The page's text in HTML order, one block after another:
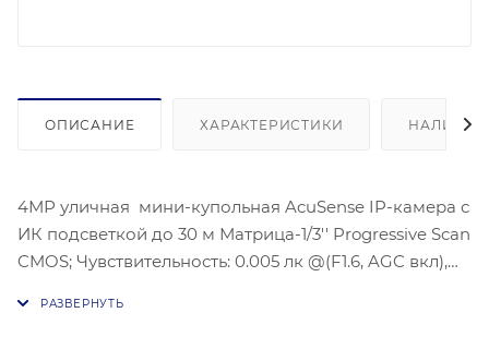
ОПИСАНИЕ ХАРАКТЕРИСТИКИ НАЛИЧИЕ
4МР уличная мини-купольная AcuSense IP-камера с
ИК подсветкой до 30 м Матрица-1/3'' Progressive Scan
CMOS; Чувствительность: 0.005 лк @(F1.6, AGC вкл),